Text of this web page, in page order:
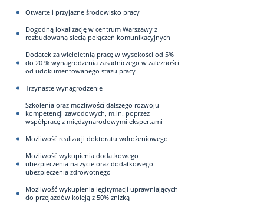
Otwarte i przyjazne środowisko pracy
Dogodną lokalizację w centrum Warszawy z
rozbudowaną siecią połączeń komunikacyjnych
Dodatek za wieloletnią pracę w wysokości od 5%
do 20 % wynagrodzenia zasadniczego w zależności
od udokumentowanego stażu pracy
Trzynaste wynagrodzenie
Szkolenia oraz możliwości dalszego rozwoju
kompetencji zawodowych, m.in. poprzez
współpracę z międzynarodowymi ekspertami
Możliwość realizacji doktoratu wdrożeniowego
Możliwość wykupienia dodatkowego
ubezpieczenia na życie oraz dodatkowego
ubezpieczenia zdrowotnego
Możliwość wykupienia legitymacji uprawniających
do przejazdów koleją z 50% zniżką